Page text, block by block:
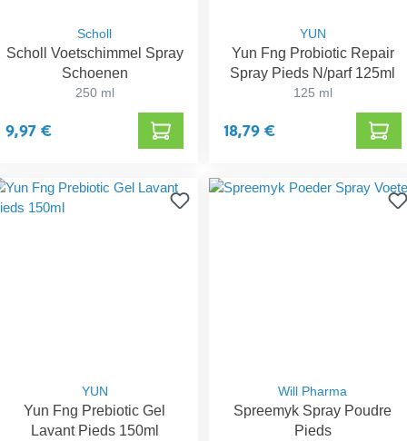
Scholl
Scholl Voetschimmel Spray
Schoenen
250 ml
9,97 €
YUN
Yun Fng Probiotic Repair
Spray Pieds N/parf 125ml
125 ml
18,79 €
YUN
Yun Fng Prebiotic Gel
Lavant Pieds 150ml
Will Pharma
Spreemyk Spray Poudre
Pieds